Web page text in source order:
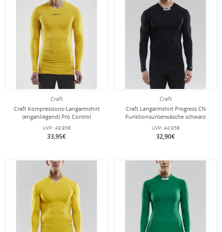
Craft
Craft Kompressions-Langarmshirt
(enganliegend) Pro Control
Unterwäsche gelb Herren
UVP: 49,95€
33,95€
Craft
Craft Langarmshirt Progress CN
Funktionsunterwäsche schwarz
Herren
UVP: 44,95€
32,90€